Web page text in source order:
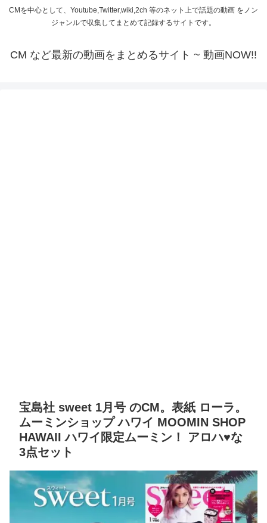
CMを中心として、Youtube,Twitter,wiki,2ch 等のネット上で話題の動画 をノン
ジャンルで収集してまとめて記録するサイトです。
CM など最新の動画をまとめるサイト ~ 動画NOW!!
宝島社 sweet 1月号 のCM。表紙 ローラ。
ムーミンショップ ハワイ MOOMIN SHOP
HAWAII ハワイ限定ムーミン！ アロハ♥な
3点セット